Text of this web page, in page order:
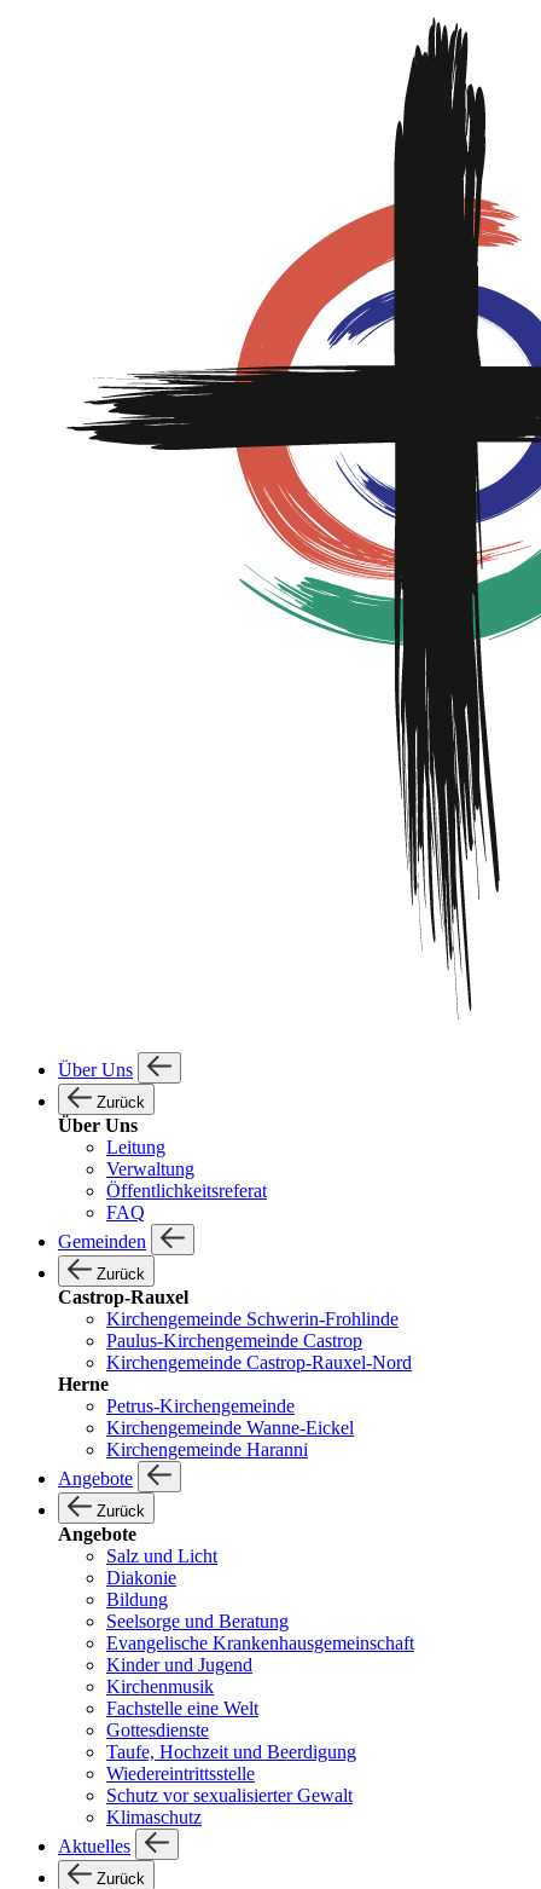
Über Uns
Zurück
Über Uns
Leitung
Verwaltung
Öffentlichkeitsreferat
FAQ
Gemeinden
Zurück
Castrop-Rauxel
Kirchengemeinde Schwerin-Frohlinde
Paulus-Kirchengemeinde Castrop
Kirchengemeinde Castrop-Rauxel-Nord
Herne
Petrus-Kirchengemeinde
Kirchengemeinde Wanne-Eickel
Kirchengemeinde Haranni
Angebote
Zurück
Angebote
Salz und Licht
Diakonie
Bildung
Seelsorge und Beratung
Evangelische Krankenhausgemeinschaft
Kinder und Jugend
Kirchenmusik
Fachstelle eine Welt
Gottesdienste
Taufe, Hochzeit und Beerdigung
Wiedereintrittsstelle
Schutz vor sexualisierter Gewalt
Klimaschutz
Aktuelles
Zurück